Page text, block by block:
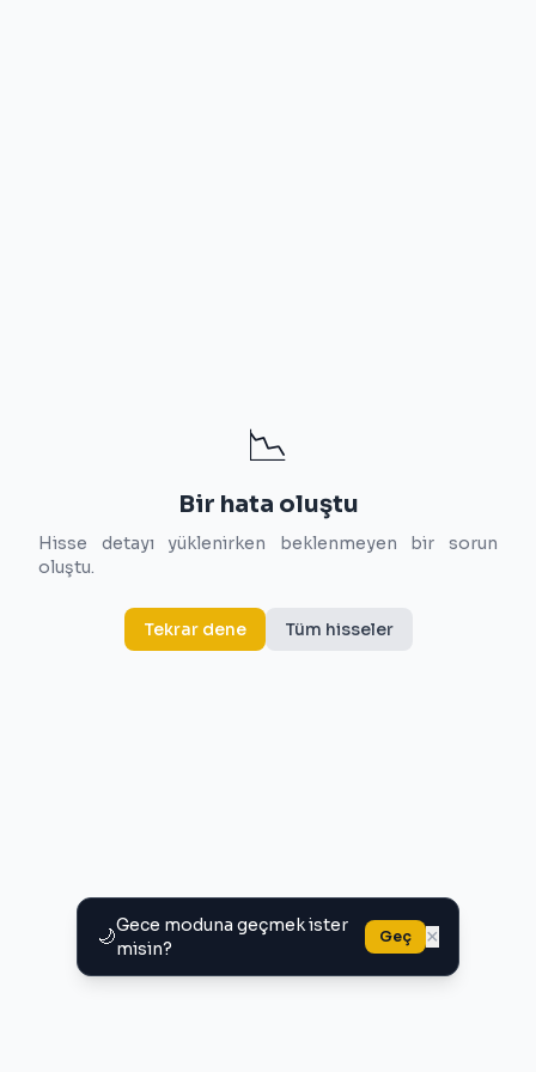
🌙Gece moduna geçmek ister
misin?
Geç ×
📉
Bir hata oluştu
Hisse detayı yüklenirken beklenmeyen bir sorun
oluştu.
Tekrar dene Tüm hisseler